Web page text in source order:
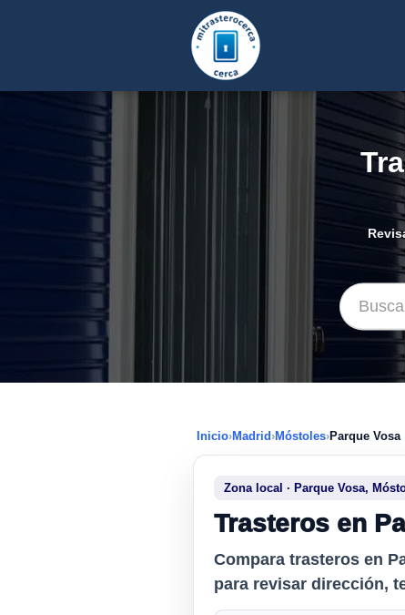
Inicio›Madrid ›Móstoles›Parque Vosa
Zona local · Parque Vosa,
Trasteros en
Compara trasteros en
para revisar dirección,